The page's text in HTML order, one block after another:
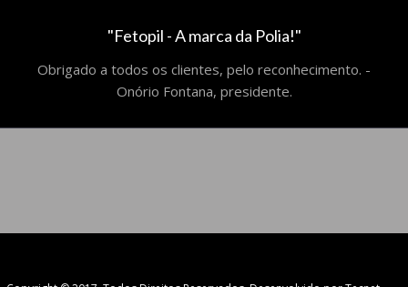
"Fetopil - A marca da Polia!"
Obrigado a todos os clientes, pelo reconhecimento. -
Onório Fontana, presidente.